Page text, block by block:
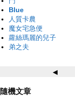
Blue
人質卡農
魔女宅急便
蘿絲瑪麗的兒子
弟之夫
◂
隨機文章